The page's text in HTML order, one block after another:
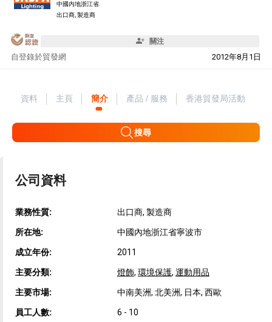
中國內地浙江省
出口商, 製造商
關注
自 2012年8月1日
登錄於貿發網
資料 主頁 簡介 產品 / 服務 香港貿發局活動
搜尋
公司資料
業務性質: 出口商, 製造商
所在地: 中國內地浙江省寧波市
成立年份: 2011
主要分類: 燈飾, 環境保護, 運動用品
主要市場: 中南美洲, 北美洲, 日本, 西歐
員工人數: 6 - 10